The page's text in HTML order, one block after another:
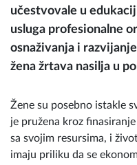
učestvovale u
usluga profesionalne
osnaživanja i
žena žrtava nasilja u
Žene su posebno istakle
je pružena kroz
sa svojim resursima, i
imaju priliku da se